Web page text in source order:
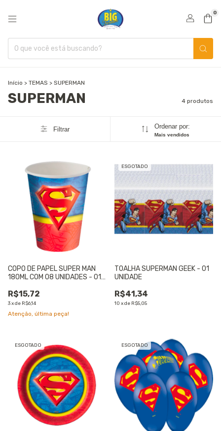
0
Início > TEMAS > SUPERMAN
SUPERMAN 4 produtos
Filtrar Ordenar por:
Mais vendidos
COPO DE PAPEL SUPER MAN
180ML COM 08 UNIDADES - 01
R$15,72
3xde R$6,14
Atenção, última peça!
ESGOTADO
TOALHA SUPERMAN GEEK - 01
UNIDADE
R$41,34
10 xde R$5,05
ESGOTADO ESGOTADO